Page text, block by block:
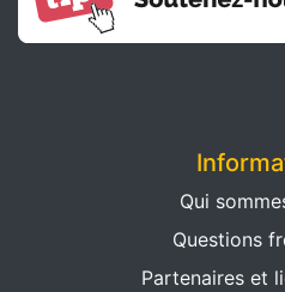
Qui
Questions
Partenaires et